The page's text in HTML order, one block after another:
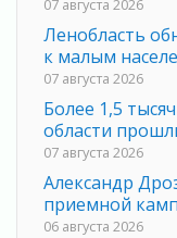
07 августа 2026
Ленобласть
к малым
07 августа 2026
Более 1,5
области
07 августа 2026
Александр
приемной
06 августа 2026